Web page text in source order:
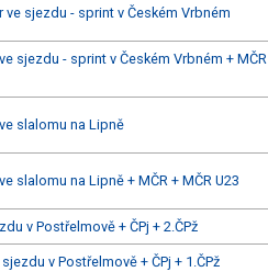
ve sjezdu - sprint v Českém Vrbném
sjezdu - sprint v Českém Vrbném + MČR
slalomu na Lipně
slalomu na Lipně + MČR + MČR U23
v Postřelmově + ČPj + 2.ČPž
v Postřelmově + ČPj + 1.ČPž